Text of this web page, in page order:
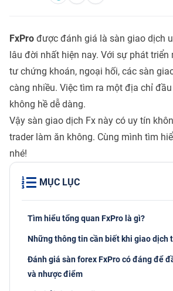
FxPro được đánh giá là sàn giao dịch
lâu đời nhất hiện nay. Với sự phát
tư chứng khoán, ngoại hối, các sàn
càng nhiều. Việc tìm ra một địa chỉ
không hề dễ dàng.
Vậy sàn giao dịch Fx này có uy tín
trader làm ăn không. Cùng mình tìm
nhé!
MỤC LỤC
Tìm hiểu tổng quan FxPro là gì?
Những thông tin cần biết khi giao dịch
Đánh giá sàn forex FxPro có đáng để
và nhược điểm